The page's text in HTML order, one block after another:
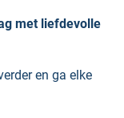
met liefdevolle
en ga elke